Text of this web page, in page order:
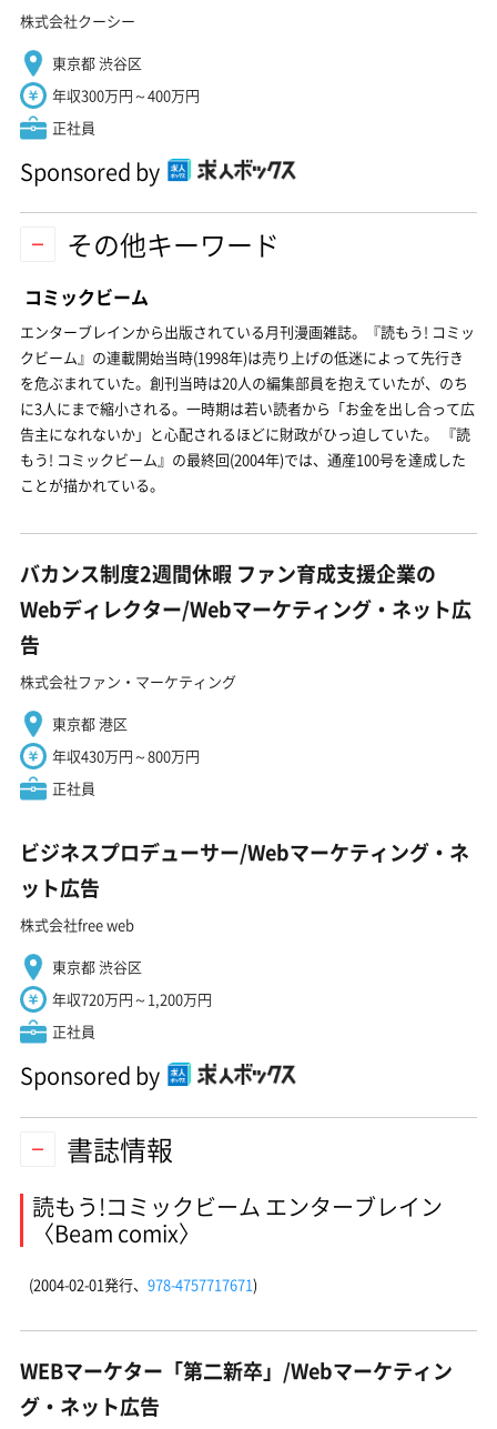
株式会社クーシー
東京都 渋谷区
年収300万円～400万円
正社員
Sponsored by
その他キーワード
コミックビーム
エンターブレインから出版されている月刊漫画雑誌。『読もう! コミッ
クビーム』の連載開始当時(1998年)は売り上げの低迷によって先行き
を危ぶまれていた。創刊当時は20人の編集部員を抱えていたが、のち
に3人にまで縮小される。一時期は若い読者から「お金を出し合って広
告主になれないか」と心配されるほどに財政がひっ迫していた。 『読
もう! コミックビーム』の最終回(2004年)では、通産100号を達成した
ことが描かれている。
バカンス制度2週間休暇 ファン育成支援企業の
Webディレクター/Webマーケティング・ネット広
告
株式会社ファン・マーケティング
東京都 港区
年収430万円～800万円
正社員
ビジネスプロデューサー/Webマーケティング・ネ
ット広告
株式会社free web
東京都 渋谷区
年収720万円～1,200万円
正社員
Sponsored by
書誌情報
読もう!コミックビーム エンターブレイン
〈Beam comix〉
(2004-02-01発行、 978-4757717671)
WEBマーケター「第二新卒」/Webマーケティン
グ・ネット広告